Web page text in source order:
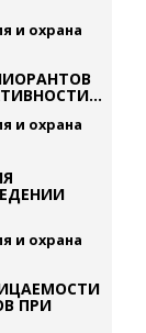
и охрана
и охрана
и охрана
ПРИ